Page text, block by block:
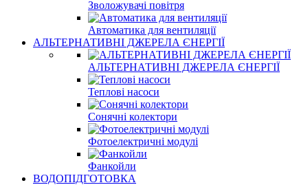
Зволожувачі повітря
Автоматика для вентиляції
АЛЬТЕРНАТИВНІ ДЖЕРЕЛА ЄНЕРГІЇ
АЛЬТЕРНАТИВНІ ДЖЕРЕЛА ЄНЕРГІЇ
Теплові насоси
Сонячні колектори
Фотоелектричні модулі
Фанкойли
ВОДОПІДГОТОВКА